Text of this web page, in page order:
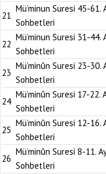
21
Mü’minun Suresi 45-61.
Sohbetleri
22
Mü’minun Suresi 31-44.
Sohbetleri
23
Mü’minûn Suresi 23-30.
Sohbetleri
24
Mü’minûn Suresi 17-22.
Sohbetleri
25
Mü’minûn Suresi 12-16.
Sohbetleri
26
Mü’minûn Suresi 8-11.
Sohbetleri